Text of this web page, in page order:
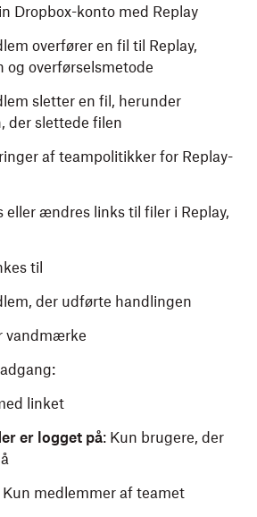
Dropbox-konto med Replay
overfører en fil til Replay,
og overførselsmetode
sletter en fil, herunder
der slettede filen
af teampolitikker for Replay-
eller ændres links til filer i Replay,
til
der udførte handlingen
vandmærke
linket
er logget på: Kun brugere, der
Kun medlemmer af teamet